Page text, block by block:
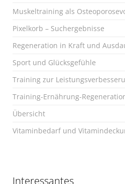
Muskeltraining als
Pixelkorb – Suchergebnisse
Regeneration in Kraft und
Sport und Glücksgefühle
Training zur
Training-Ernährung-
Übersicht
Vitaminbedarf und
Interessantes